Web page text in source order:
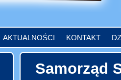
AKTUALNOŚCI KONTAKT
Samorząd